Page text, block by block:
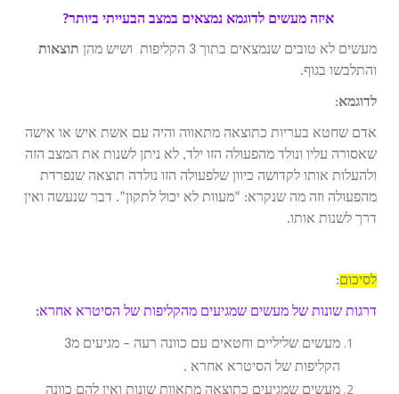
איזה מעשים לדוגמא נמצאים במצב הבעייתי ביותר?
מעשים לא טובים שנמצאים בתוך 3 הקליפות ושיש מהן
תוצאות
והתלבשו בגוף.
לדוגמא:
אדם שחטא בעריות כתוצאה מתאווה והיה עם אשת איש או אישה
שאסורה עליו ונולד מהפעולה הזו ילד, לא ניתן לשנות את המצב הזה
ולהעלות אותו לקדושה כיוון שלפעולה הזו נולדה תוצאה שנפרדת
מהפעולה וזה מה שנקרא: “מעוות לא יכול לתקון”. דבר שנעשה ואין
דרך לשנות אותו.
לסיכום:
דרגות שונות של מעשים שמגיעים מהקליפות של הסיטרא אחרא:
מעשים שליליים וחטאים עם כוונה רעה – מגיעים מ3
הקליפות של הסיטרא אחרא .
מעשים שמגיעים כתוצאה מתאוות שונות ואין להם כוונה